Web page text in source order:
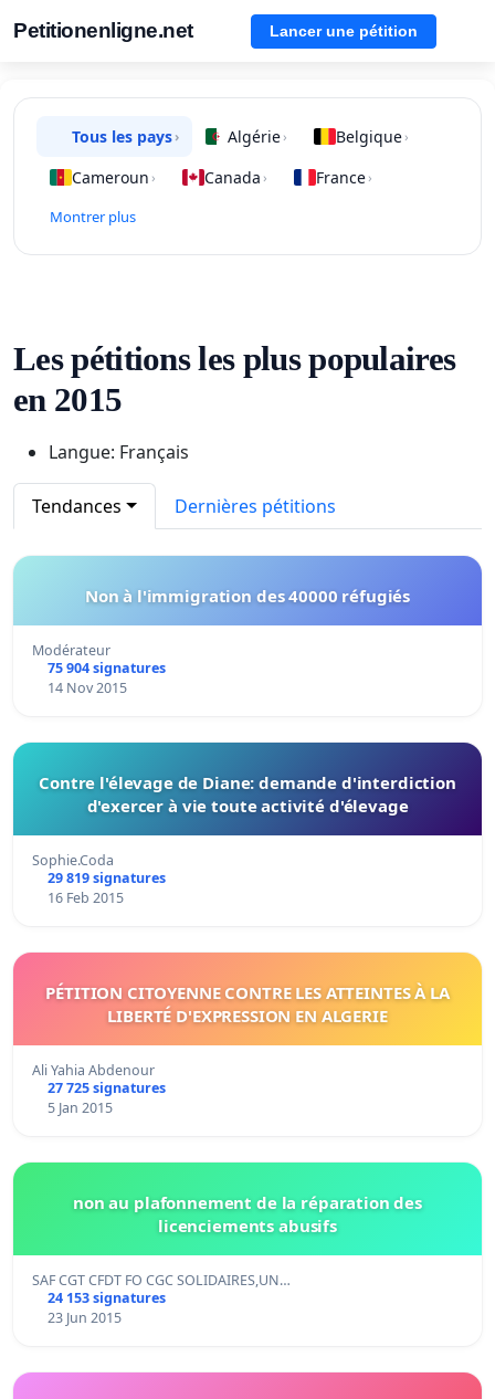
Petitionenligne.net Lancer une pétition
Tous les pays› Algérie› Belgique›
Cameroun › Canada › France›
Montrer plus
Les pétitions les plus populaires
en 2015
Langue: Français
Tendances Dernières pétitions
Non à l'immigration des 40000 réfugiés
Modérateur
75 904 signatures
14 Nov 2015
Contre l'élevage de Diane: demande d'interdiction
d'exercer à vie toute activité d'élevage
Sophie.Coda
29 819 signatures
16 Feb 2015
PÉTITION CITOYENNE CONTRE LES ATTEINTES À LA
LIBERTÉ D'EXPRESSION EN ALGERIE
Ali Yahia Abdenour
27 725 signatures
5 Jan 2015
non au plafonnement de la réparation des
licenciements abusifs
SAF CGT CFDT FO CGC SOLIDAIRES,UN…
24 153 signatures
23 Jun 2015